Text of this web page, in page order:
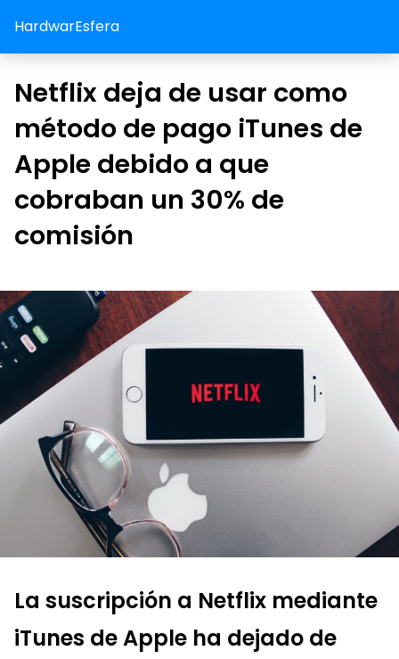
HardwarEsfera
Netflix deja de usar como
método de pago iTunes de
Apple debido a que
cobraban un 30% de
comisión
La suscripción a Netflix mediante
iTunes de Apple ha dejado de